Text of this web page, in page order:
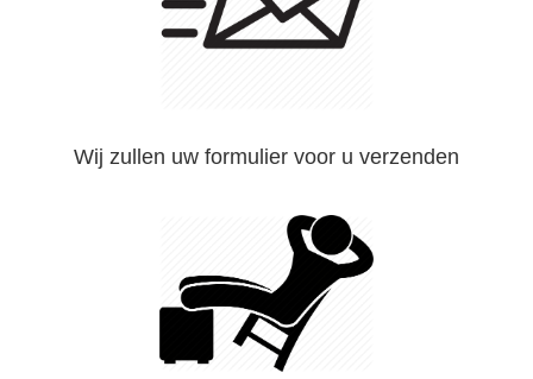
Wij zullen uw formulier voor u verzenden